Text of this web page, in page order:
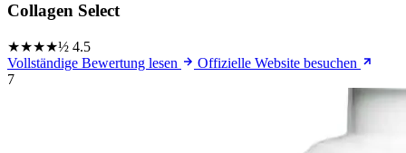
Collagen Select
★★★★½ 4.5
Vollständige Bewertung lesen
Offizielle Website besuchen
7